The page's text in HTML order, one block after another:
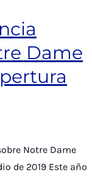
Dame
Notre Dame
de 2019 Este año